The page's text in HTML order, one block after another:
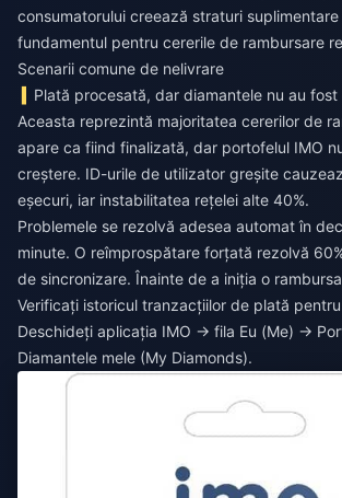
consumatorului creează straturi
fundamentul pentru cererile de rambursare
Scenarii comune de nelivrare
Plată procesată, dar diamantele nu au
Aceasta reprezintă majoritatea cererilor de
apare ca fiind finalizată, dar portofelul IMO
creștere. ID-urile de utilizator greșite
eșecuri, iar instabilitatea rețelei alte 40%.
Problemele se rezolvă adesea automat în
minute. O reîmprospătare forțată rezolvă
de sincronizare. Înainte de a iniția o
Verificați istoricul tranzacțiilor de plată
Deschideți aplicația IMO → fila Eu (Me) →
Diamantele mele (My Diamonds).